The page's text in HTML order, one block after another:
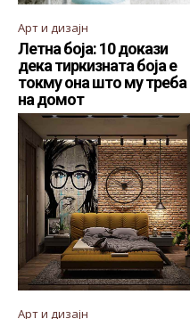
Арт и дизајн
Летна боја: 10 докази
дека тиркизната боја е
токму она што му треба
на домот
Арт и дизајн